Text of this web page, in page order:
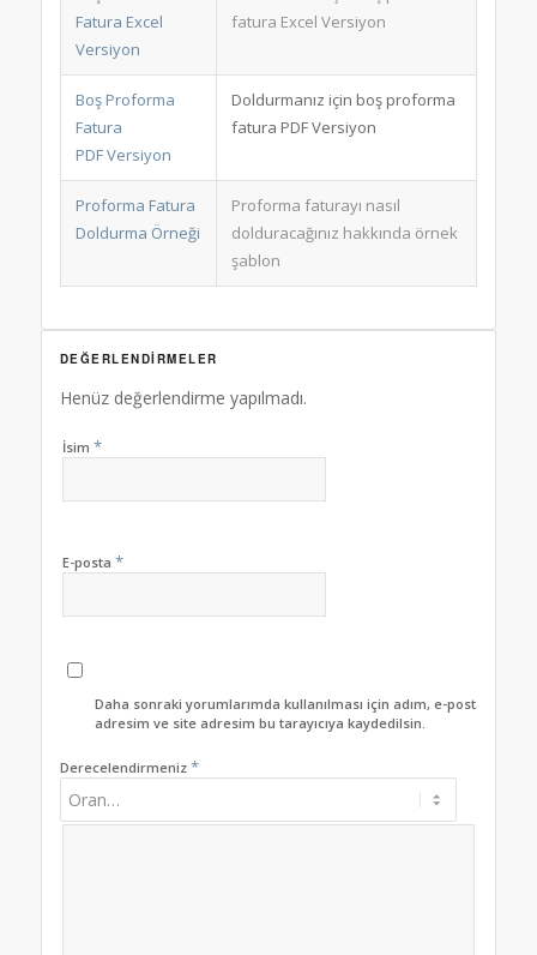
Fatura Excel
Versiyon
fatura Excel Versiyon
Boş Proforma
Fatura
PDF Versiyon
Doldurmanız için boş proforma
fatura PDF Versiyon
Proforma Fatura
Doldurma Örneği
Proforma faturayı nasıl
dolduracağınız hakkında örnek
şablon
DEĞERLENDIRMELER
Henüz değerlendirme yapılmadı.
İsim *
E-posta *
Daha sonraki yorumlarımda kullanılması için adım, e-posta
adresim ve site adresim bu tarayıcıya kaydedilsin.
Derecelendirmeniz *